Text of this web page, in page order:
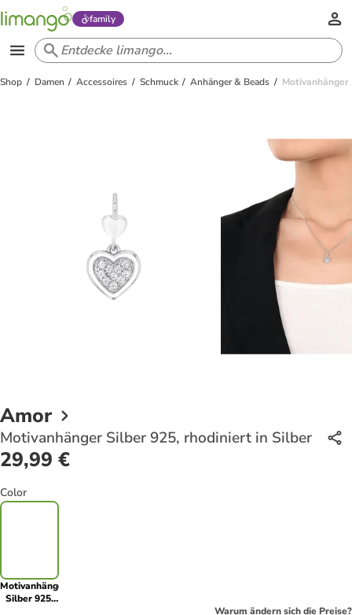
family
Shop Damen Accessoires Schmuck Anhänger & Beads
Amor
Motivanhänger Silber 925, rhodiniert in Silber
29,99 €
Color
Motivanhänger
Silber 925,
Warum ändern sich die Preise?